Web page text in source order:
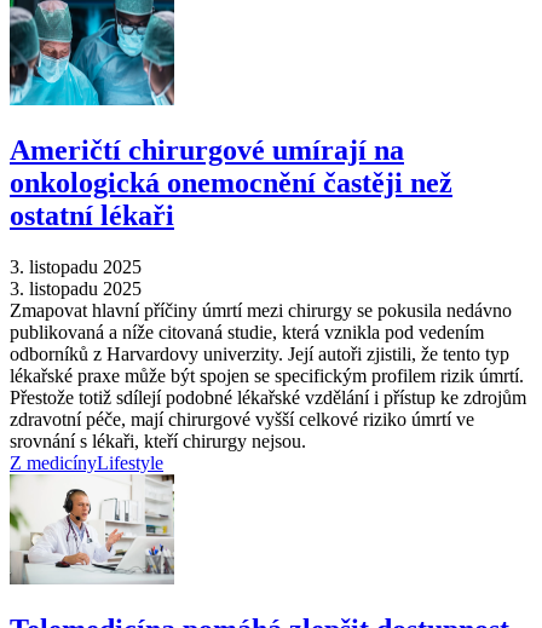
Američtí chirurgové umírají na
onkologická onemocnění častěji než
ostatní lékaři
3. listopadu 2025
3. listopadu 2025
Zmapovat hlavní příčiny úmrtí mezi chirurgy se pokusila nedávno
publikovaná a níže citovaná studie, která vznikla pod vedením
odborníků z Harvardovy univerzity. Její autoři zjistili, že tento typ
lékařské praxe může být spojen se specifickým profilem rizik úmrtí.
Přestože totiž sdílejí podobné lékařské vzdělání i přístup ke zdrojům
zdravotní péče, mají chirurgové vyšší celkové riziko úmrtí ve
srovnání s lékaři, kteří chirurgy nejsou.
Z medicínyLifestyle